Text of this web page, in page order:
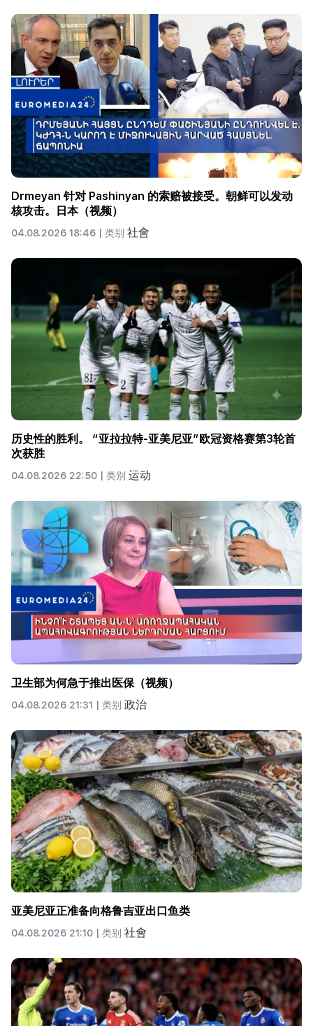
Drmeyan 针对 Pashinyan 的索赔被接受。朝鲜可以发动
核攻击。日本（视频）
04.08.2026 18:46 | 类别 社會
历史性的胜利。 “亚拉拉特-亚美尼亚”欧冠资格赛第3轮首
次获胜
04.08.2026 22:50 | 类别 运动
卫生部为何急于推出医保（视频）
04.08.2026 21:31 | 类别 政治
亚美尼亚正准备向格鲁吉亚出口鱼类
04.08.2026 21:10 | 类别 社會